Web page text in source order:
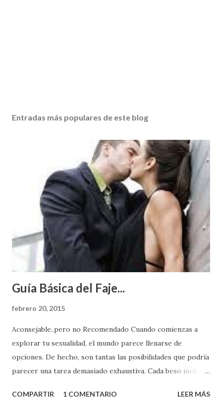
Entradas más populares de este blog
Guía Básica del Faje...
febrero 20, 2015
Aconsejable..pero no Recomendado Cuando comienzas a
explorar tu sexualidad, el mundo parece llenarse de
opciones. De hecho, son tantas las posibilidades que podría
parecer una tarea demasiado exhaustiva. Cada beso incita
partes de ti que jamás hubieras imaginado. El problema es
COMPARTIR 1 COMENTARIO LEER MÁS